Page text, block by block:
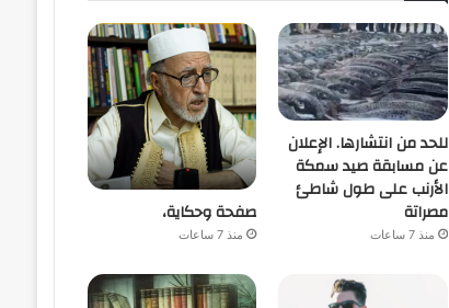
للحد من انتشارها. الإعلان
عن مسابقة صيد سمكة
الأرنب على طول شاطئ
مصراتة
منذ 7 ساعات
صفحة وحكاية،
منذ 7 ساعات